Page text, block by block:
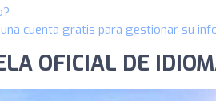
cuenta gratis para gestionar su
OFICIAL DE